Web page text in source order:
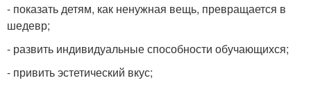
- показать детям, как ненужная вещь, превращается в
шедевр;
- развить индивидуальные способности обучающихся;
- привить эстетический вкус;